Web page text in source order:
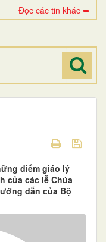
Đọc các tin khác ➥
điểm giáo lý
của các lễ Chúa
dẫn của Bộ